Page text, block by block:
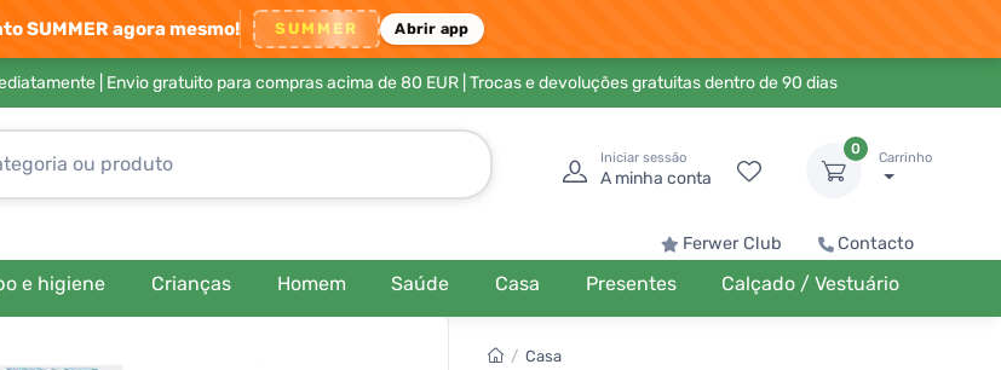
SUMMER agora mesmo! SUMMER Abrir app
| Envio gratuito para compras acima de 80 EUR| Trocas e devoluções gratuitas dentro de 90 dias
Iniciar sessão
A minha conta
0
Carrinho
Ferwer Club Contacto
e higiene Crianças Homem Saúde Casa Presentes Calçado / Vestuário
/ Casa